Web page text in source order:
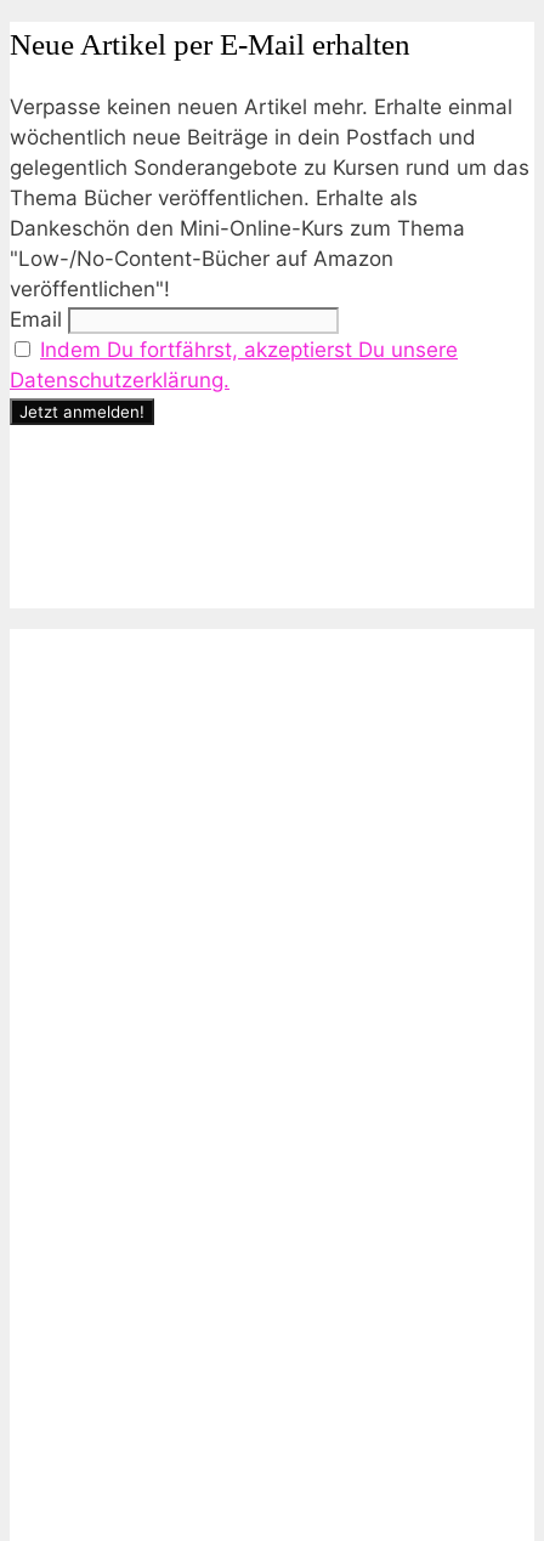
Neue Artikel per E-Mail erhalten
Verpasse keinen neuen Artikel mehr. Erhalte einmal
wöchentlich neue Beiträge in dein Postfach und
gelegentlich Sonderangebote zu Kursen rund um das
Thema Bücher veröffentlichen. Erhalte als
Dankeschön den Mini-Online-Kurs zum Thema
"Low-/No-Content-Bücher auf Amazon
veröffentlichen"!
Email
Indem Du fortfährst, akzeptierst Du unsere
Datenschutzerklärung.